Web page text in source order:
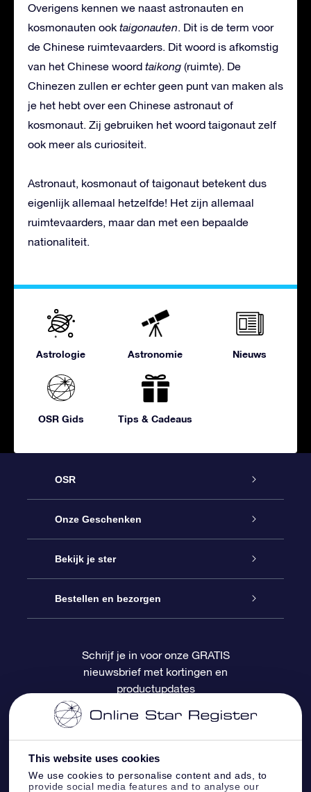
This website uses cookies
We use cookies to personalise content and ads, to
provide social media features and to analyse our
Overigens kennen we naast astronauten en
kosmonauten ook taigonauten. Dit is de term voor
de Chinese ruimtevaarders. Dit woord is afkomstig
van het Chinese woord taikong (ruimte). De
Chinezen zullen er echter geen punt van maken als
je het hebt over een Chinese astronaut of
kosmonaut. Zij gebruiken het woord taigonaut zelf
ook meer als curiositeit.
Astronaut, kosmonaut of taigonaut betekent dus
eigenlijk allemaal hetzelfde! Het zijn allemaal
ruimtevaarders, maar dan met een bepaalde
nationaliteit.
Astrologie Astronomie Nieuws
OSR Gids Tips & Cadeaus
OSR
Service
Contact
Blog
OSR Recensies
Onze Geschenken
Online Star Gift
OSR Cadeaupakket
OSR Cadeaukaart
Relatiegeschenken
Bekijk je ster
Sterrenregister
Gepersonaliseerde sterrenpagina
One Million Stars
OSR Starsaver
Bestellen en bezorgen
Betalingsinformatie
Verzendinformatie
Retourbeleid
Schrijf je in voor onze GRATIS
nieuwsbrief met kortingen en
productupdates